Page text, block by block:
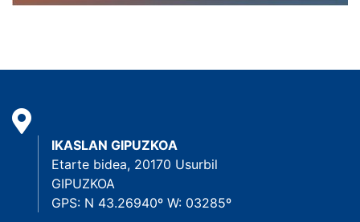
IKASLAN GIPUZKOA
Etarte bidea, 20170 Usurbil
GIPUZKOA
GPS: N 43.26940º W: 03285º